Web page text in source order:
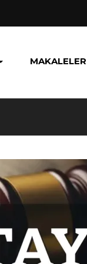
MAKALELER